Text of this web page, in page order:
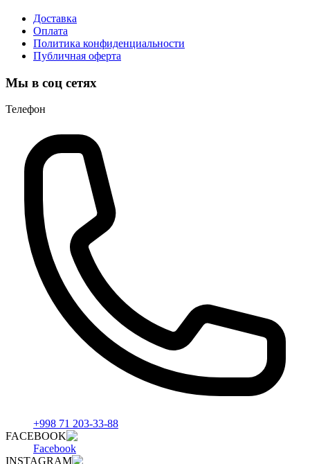
Доставка
Оплата
Политика конфиденциальности
Публичная оферта
Мы в соц сетях
Телефон
+998 71 203-33-88
FACEBOOK
Facebook
INSTAGRAM